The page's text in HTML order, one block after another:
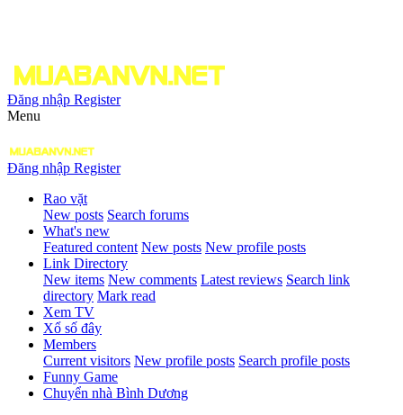
Đăng nhập Register
Menu
Đăng nhập Register
Rao vặt
New posts Search forums
What's new
Featured content New posts New profile posts
Link Directory
New items New comments Latest reviews Search link
directory Mark read
Xem TV
Xổ số đây
Members
Current visitors New profile posts Search profile posts
Funny Game
Chuyển nhà Bình Dương